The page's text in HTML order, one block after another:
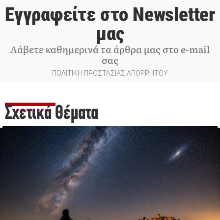
Εγγραφείτε στο Newsletter
μας
Λάβετε καθημερινά τα άρθρα μας στο e-mail
σας
ΠΟΛΙΤΙΚΗ ΠΡΟΣΤΑΣΙΑΣ ΑΠΟΡΡΗΤΟΥ
Σχετικά Θέματα